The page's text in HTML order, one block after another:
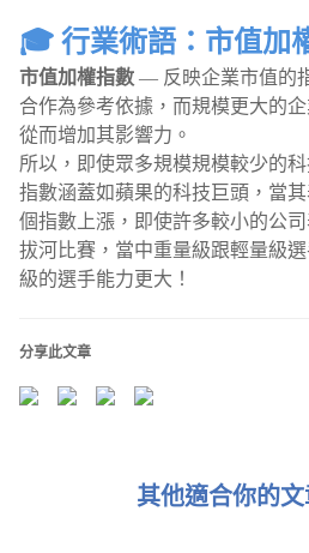
🎓 行業術語：市值加
市值加權指數 — 反映企業市值的
合作為參考依據，而規模更大的
從而增加其影響力。
所以，即使眾多規模規模較少的
指數涵蓋如蘋果的科技巨頭，當
個指數上漲，即使許多較小的公
拔河比賽，當中重量級跟輕量級
級的選手能力更大！
分享此文章
其他適合你的文